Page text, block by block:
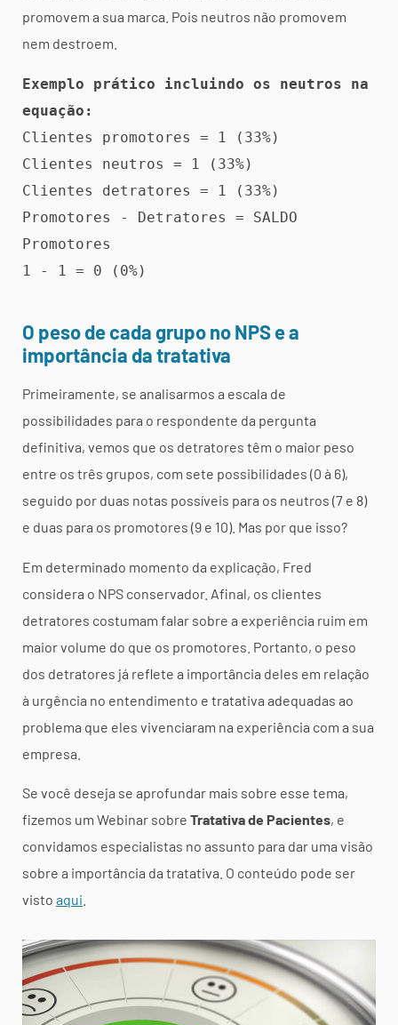
promovem a sua marca. Pois neutros não promovem
nem destroem.
Exemplo prático incluindo os neutros na
equação:
Clientes promotores = 1 (33%)
Clientes neutros = 1 (33%)
Clientes detratores = 1 (33%)
Promotores - Detratores = SALDO
Promotores
1 - 1 = 0 (0%)
O peso de cada grupo no NPS e a
importância da tratativa
Primeiramente, se analisarmos a escala de
possibilidades para o respondente da pergunta
definitiva, vemos que os detratores têm o maior peso
entre os três grupos, com sete possibilidades (0 à 6),
seguido por duas notas possíveis para os neutros (7 e 8)
e duas para os promotores (9 e 10). Mas por que isso?
Em determinado momento da explicação, Fred
considera o NPS conservador. Afinal, os clientes
detratores costumam falar sobre a experiência ruim em
maior volume do que os promotores. Portanto, o peso
dos detratores já reflete a importância deles em relação
à urgência no entendimento e tratativa adequadas ao
problema que eles vivenciaram na experiência com a sua
empresa.
Se você deseja se aprofundar mais sobre esse tema,
fizemos um Webinar sobre Tratativa de Pacientes, e
convidamos especialistas no assunto para dar uma visão
sobre a importância da tratativa. O conteúdo pode ser
visto aqui